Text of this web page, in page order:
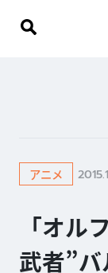
アニメ
「オル
武者”